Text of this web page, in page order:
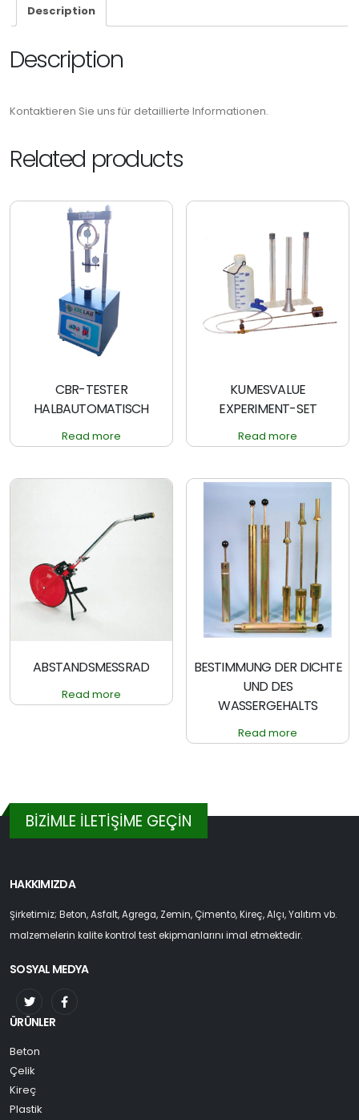
Description
Description
Kontaktieren Sie uns für detaillierte Informationen.
Related products
CBR-TESTER
HALBAUTOMATISCH
Read more
KUMESVALUE
EXPERIMENT-SET
Read more
ABSTANDSMESSRAD
Read more
BESTIMMUNG DER DICHTE
UND DES
WASSERGEHALTS
Read more
BİZİMLE İLETİŞİME GEÇİN
HAKKIMIZDA
Şirketimiz; Beton, Asfalt, Agrega, Zemin, Çimento, Kireç, Alçı, Yalıtım vb.
malzemelerin kalite kontrol test ekipmanlarını imal etmektedir.
SOSYAL MEDYA
ÜRÜNLER
Beton
Çelik
Kireç
Plastik